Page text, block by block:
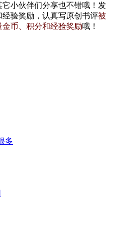
小伙伴们分享也不错哦！发
验奖励，认真写原创书评被
币、积分和经验奖励哦！
多